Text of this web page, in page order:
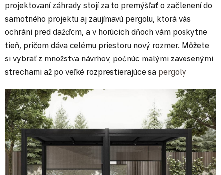
projektovaní záhrady stojí za to premýšľať o začlenení do
samotného projektu aj zaujímavú pergolu, ktorá vás
ochráni pred dažďom, a v horúcich dňoch vám poskytne
tieň, pričom dáva celému priestoru nový rozmer. Môžete
si vybrať z množstva návrhov, počnúc malými zavesenými
strechami až po veľké rozprestierajúce sa pergoly